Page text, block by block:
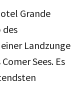
Grande
Landzunge
Sees. Es